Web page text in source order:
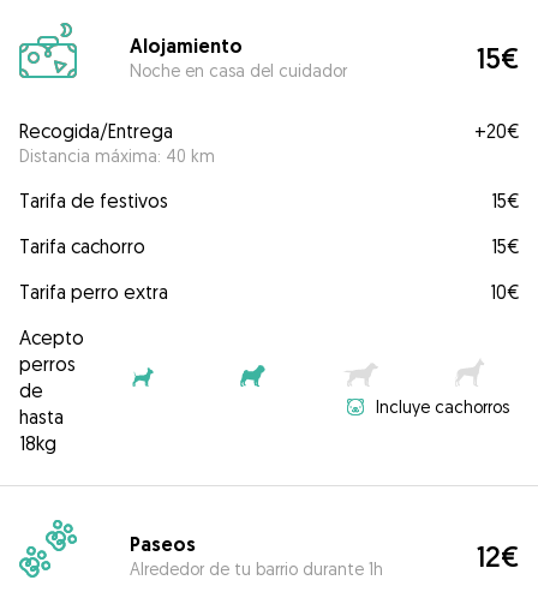
Alojamiento
Noche en casa del cuidador 15€
Recogida/Entrega
Distancia máxima: 40 km
+20€
Tarifa de festivos
15€
Tarifa cachorro
15€
Tarifa perro extra
10€
Acepto
perros
de
hasta
18kg
Incluye cachorros
Paseos
Alrededor de tu barrio durante 1h 12€